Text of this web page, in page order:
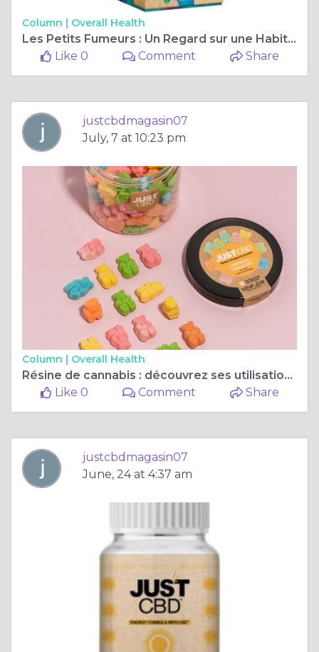
Column | Overall Health
Les Petits Fumeurs : Un Regard sur une Habitude Controversée
Like 0
Comment Share
justcbdmagasin07
July, 7 at 10:23 pm
Column | Overall Health
Résine de cannabis : découvrez ses utilisations et où acheter du CBD
Like 0
Comment Share
justcbdmagasin07
June, 24 at 4:37 am